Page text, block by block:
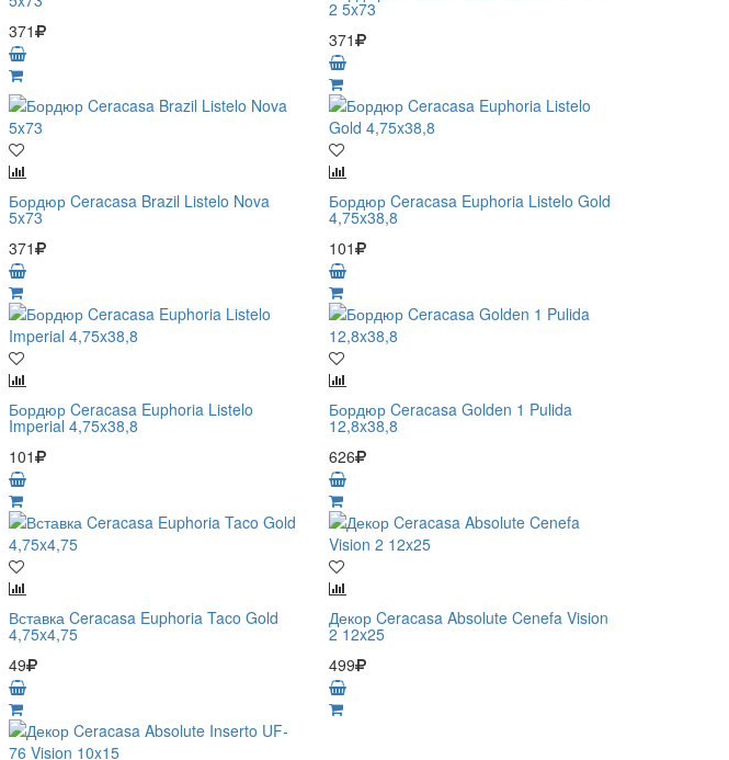
371
2 5x73
371
Бордюр Ceracasa Brazil Listelo Nova
5x73
371
Бордюр Ceracasa Euphoria Listelo Gold
4,75x38,8
101
Бордюр Ceracasa Euphoria Listelo
Imperial 4,75x38,8
101
Бордюр Ceracasa Golden 1 Pulida
12,8x38,8
626
Вставка Ceracasa Euphoria Taco Gold
4,75x4,75
49
Декор Ceracasa Absolute Cenefa Vision
2 12x25
499